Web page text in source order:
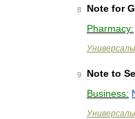
8 Note for
Pharmacy:
9 Note to
Business: